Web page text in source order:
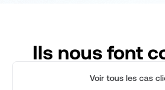
Ils nous font
Voir tous les cas